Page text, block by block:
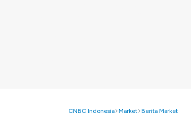
CNBC Indonesia Market Berita Market